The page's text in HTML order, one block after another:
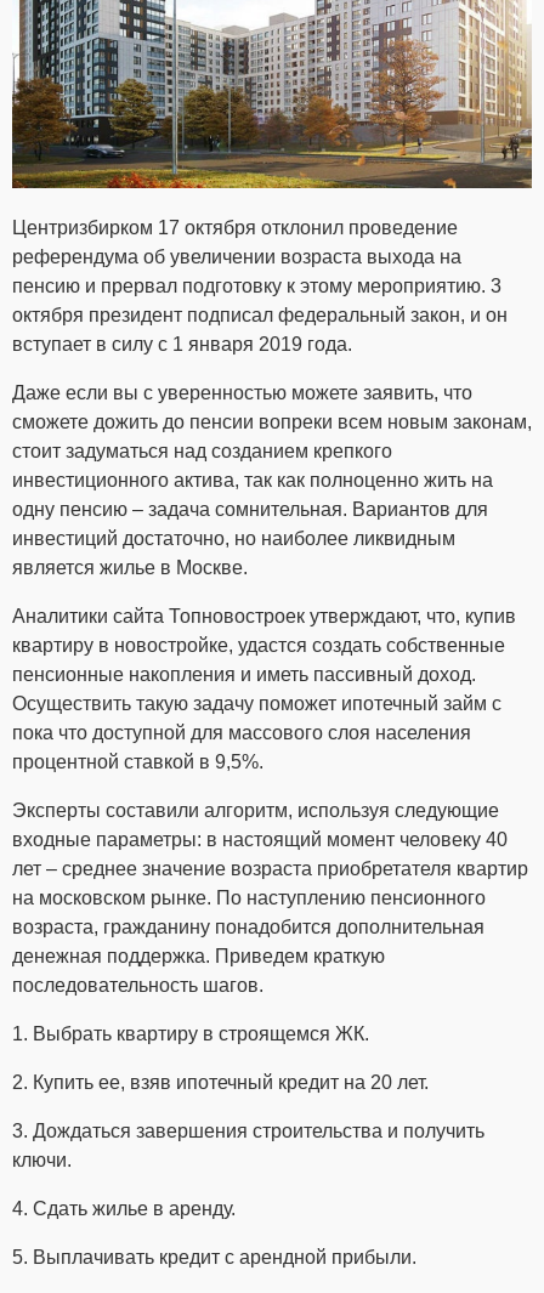
Центризбирком 17 октября отклонил проведение
референдума об увеличении возраста выхода на
пенсию и прервал подготовку к этому мероприятию. 3
октября президент подписал федеральный закон, и он
вступает в силу с 1 января 2019 года.
Даже если вы с уверенностью можете заявить, что
сможете дожить до пенсии вопреки всем новым законам,
стоит задуматься над созданием крепкого
инвестиционного актива, так как полноценно жить на
одну пенсию – задача сомнительная. Вариантов для
инвестиций достаточно, но наиболее ликвидным
является жилье в Москве.
Аналитики сайта Топновостроек утверждают, что, купив
квартиру в новостройке, удастся создать собственные
пенсионные накопления и иметь пассивный доход.
Осуществить такую задачу поможет ипотечный займ с
пока что доступной для массового слоя населения
процентной ставкой в 9,5%.
Эксперты составили алгоритм, используя следующие
входные параметры: в настоящий момент человеку 40
лет – среднее значение возраста приобретателя квартир
на московском рынке. По наступлению пенсионного
возраста, гражданину понадобится дополнительная
денежная поддержка. Приведем краткую
последовательность шагов.
1. Выбрать квартиру в строящемся ЖК.
2. Купить ее, взяв ипотечный кредит на 20 лет.
3. Дождаться завершения строительства и получить
ключи.
4. Сдать жилье в аренду.
5. Выплачивать кредит с арендной прибыли.